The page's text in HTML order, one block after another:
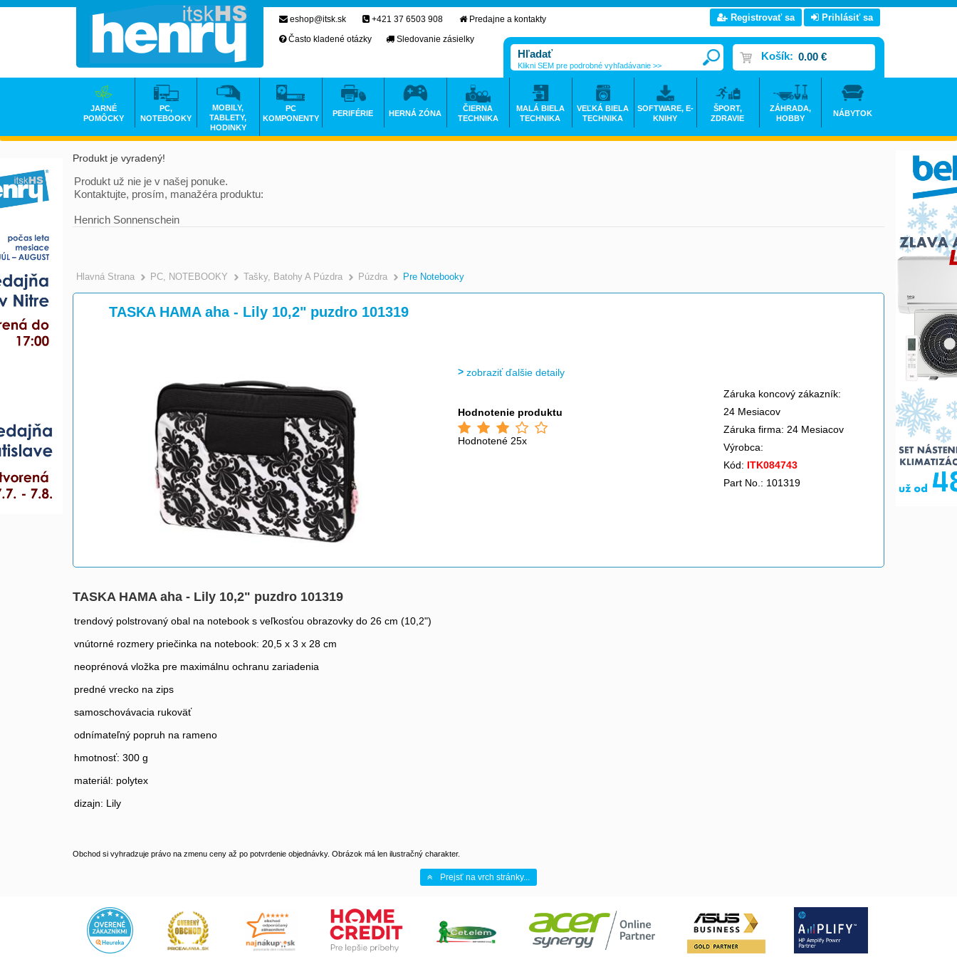
Produkt je vyradený!
Produkt už nie je v našej ponuke.
Kontaktujte, prosím, manažéra produktu:
Henrich Sonnenschein
Hlavná Strana >
PC, NOTEBOOKY >
Tašky, Batohy A Púzdra >
Púzdra >
Pre Notebooky
TASKA HAMA aha - Lily 10,2" puzdro 101319
zobraziť ďalšie detaily
Hodnotenie produktu
Hodnotené 25x
Záruka koncový zákazník:
24 Mesiacov
Záruka firma: 24 Mesiacov
Výrobca:
Kód: ITK084743
Part No.: 101319
TASKA HAMA aha - Lily 10,2" puzdro 101319
trendový polstrovaný obal na notebook s veľkosťou obrazovky do 26 cm (10,2")
vnútorné rozmery priečinka na notebook: 20,5 x 3 x 28 cm
neoprénová vložka pre maximálnu ochranu zariadenia
predné vrecko na zips
samoschovávacia rukoväť
odnímateľný popruh na rameno
hmotnosť: 300 g
materiál: polytex
dizajn: Lily
Obchod si vyhradzuje právo na zmenu ceny až po potvrdenie objednávky. Obrázok má len ilustračný charakter.
Prejsť na vrch stránky...
eshop@itsk.sk +421 37 6503 908
Predajne a kontakty
Často kladené otázky
Sledovanie zásielky
Registrovať sa Prihlásiť sa
Košík: 0.00 €
Klikni SEM pre podrobné vyhľadávanie >>
JARNÉ
POMÔCKY
PC,
NOTEBOOKY
MOBILY,
TABLETY,
HODINKY
PC
KOMPONENTY
PERIFÉRIE HERNÁ ZÓNA
ČIERNA
TECHNIKA
MALÁ BIELA
TECHNIKA
VEĽKÁ BIELA
TECHNIKA
SOFTWARE, E-
KNIHY
ŠPORT,
ZDRAVIE
ZÁHRADA,
HOBBY
NÁBYTOK